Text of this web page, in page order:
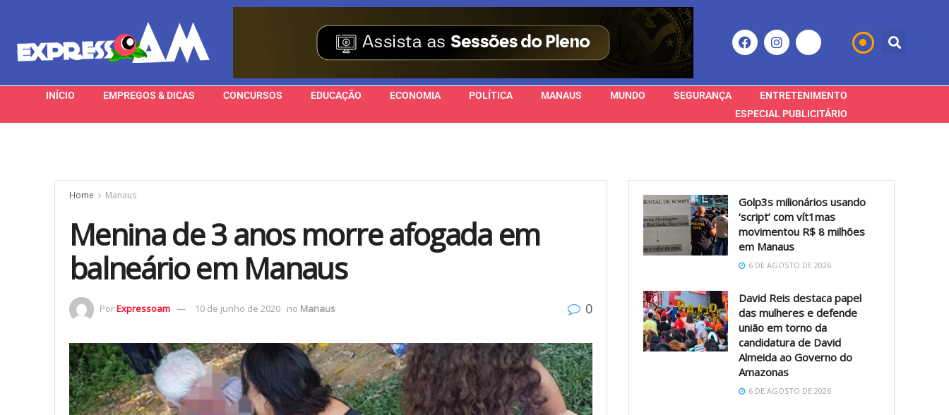
INÍCIO EMPREGOS & DICAS CONCURSOS EDUCAÇÃO ECONOMIA POLÍTICA MANAUS MUNDO SEGURANÇA
ENTRETENIMENTO
ESPECIAL PUBLICITÁRIO
Home Manaus
Menina de 3 anos morre afogada em
balneário em Manaus
PorExpressoam 10 de junho de 2020 no Manaus 0
Golp3s milionários usando
‘script’ com vít1mas
movimentou R$ 8 milhões
em Manaus
6 DE AGOSTO DE 2026
David Reis destaca papel
das mulheres e defende
união em torno da
candidatura de David
Almeida ao Governo do
Amazonas
6 DE AGOSTO DE 2026